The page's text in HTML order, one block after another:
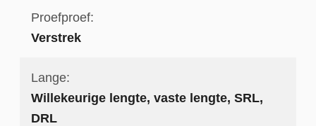
Proefproef:
Verstrek
Lange:
Willekeurige lengte, vaste lengte, SRL,
DRL